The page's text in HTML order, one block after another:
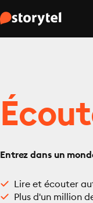
Entrez dans un
Lire et écouter
Plus d'un million